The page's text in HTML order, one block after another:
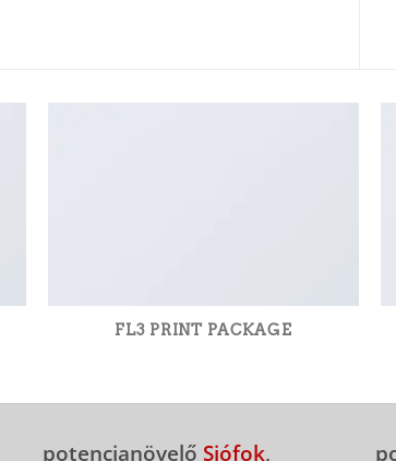
FL3 PRINT PACKAGE
potencianövelő Siófok,